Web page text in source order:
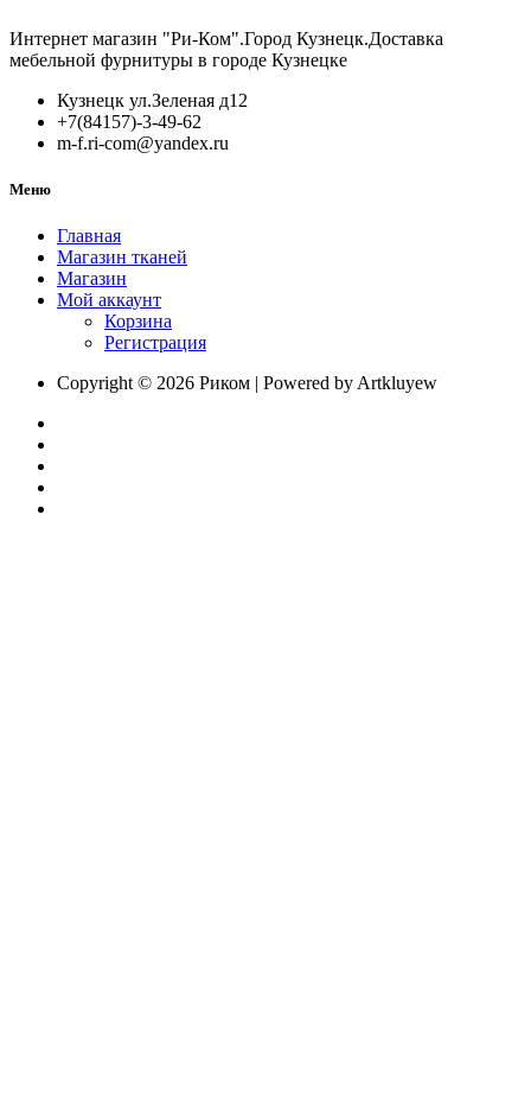
Интернет магазин "Ри-Ком".Город Кузнецк.Доставка
мебельной фурнитуры в городе Кузнецке
Кузнецк ул.Зеленая д12
+7(84157)-3-49-62
m-f.ri-com@yandex.ru
Меню
Главная
Магазин тканей
Магазин
Мой аккаунт
Корзина
Регистрация
Copyright © 2026 Риком | Powered by Artkluyew